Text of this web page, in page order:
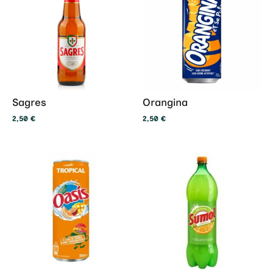
Sagres
2,50 €
Orangina
2,50 €